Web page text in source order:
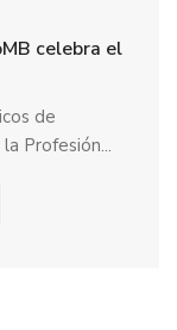
celebra el
de
Profesión...